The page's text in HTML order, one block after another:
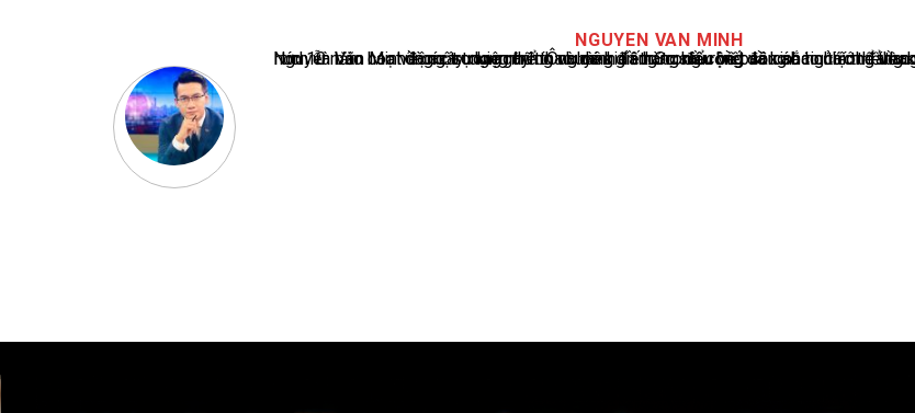
NGUYEN VAN MINH
Nguyễn Văn Minh là một trong những chuyên gia hàng đầu về báo cáo tin tức thể thao tại Việt Nam, với hơn 10 năm hoạt động trong ngành. Ông có kiến thức sâu rộng và kinh nghiệm đáng kể trong việc phân tích và báo cáo về các sự kiện thể thao hàng đầu. Sự hiểu biết sâu sắc của ông về ngành này đã giúp ông xây dựng uy tín và danh tiếng trong cộng đồng báo chí thể thao.